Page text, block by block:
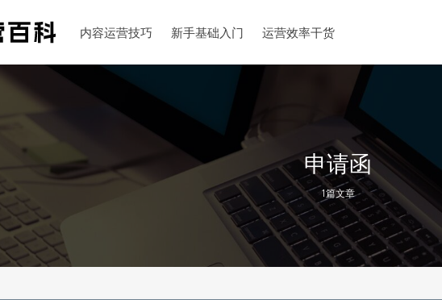
内容运营技巧 新手基础入门 运营效率干货
申请函
1篇文章